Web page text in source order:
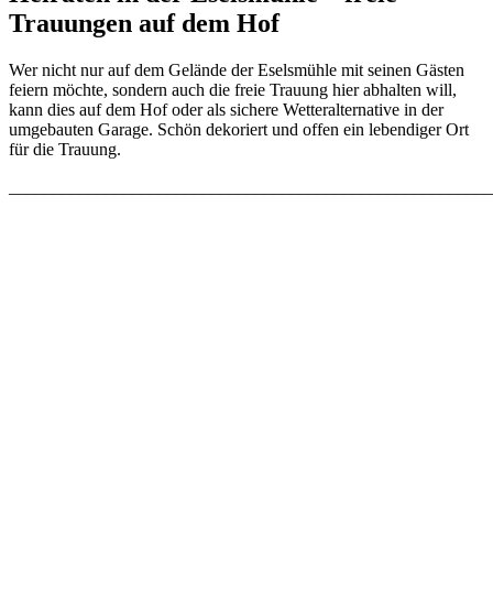
Trauungen auf dem Hof
Wer nicht nur auf dem Gelände der Eselsmühle mit seinen Gästen
feiern möchte, sondern auch die freie Trauung hier abhalten will,
kann dies auf dem Hof oder als sichere Wetteralternative in der
umgebauten Garage. Schön dekoriert und offen ein lebendiger Ort
für die Trauung.